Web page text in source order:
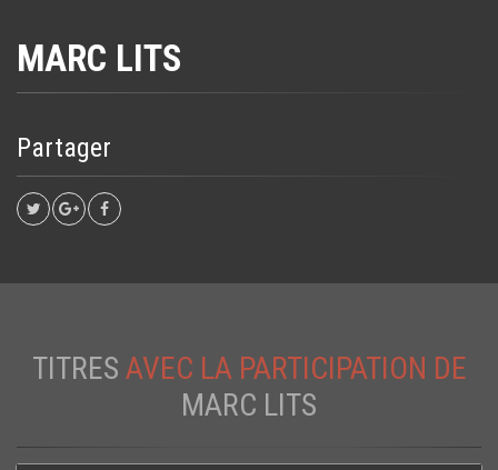
MARC LITS
Partager
TITRES AVEC LA PARTICIPATION DE
MARC LITS